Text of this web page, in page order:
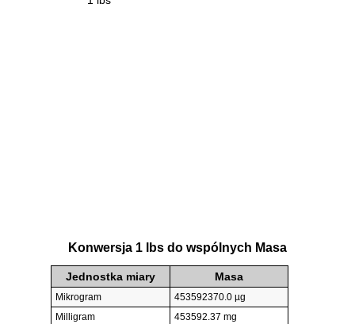
Konwersja 1 lbs do wspólnych Masa
Jednostka miary Masa
Mikrogram
453592370.0 µg
Milligram
453592.37 mg